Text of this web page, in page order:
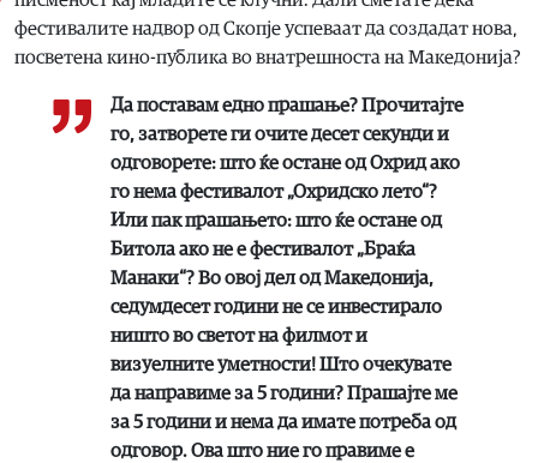
фестивалите надвор од Скопје успеваат да создадат нова,
посветена кино-публика во внатрешноста на Македонија?
Да поставам едно прашање? Прочитајте
го, затворете ги очите десет секунди и
одговорете: што ќе остане од Охрид ако
го нема фестивалот „Охридско лето“?
Или пак прашањето: што ќе остане од
Битола ако не е фестивалот „Браќа
Манаки“? Во овој дел од Македонија,
седумдесет години не се инвестирало
ништо во светот на филмот и
визуелните уметности! Што очекувате
да направиме за 5 години? Прашајте ме
за 5 години и нема да имате потреба од
одговор. Ова што ние го правиме е